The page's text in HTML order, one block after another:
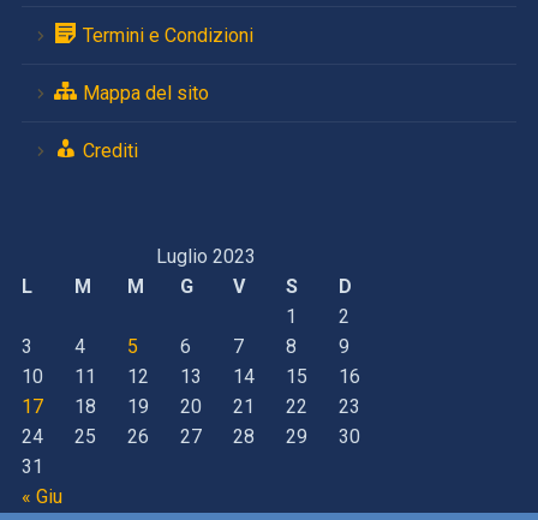
Termini e Condizioni
Mappa del sito
Crediti
Luglio 2023
L
M M G V S
D
1
2
3
4 5 6 7 8
9
10
11 12 13 14 15
16
17
18 19 20 21 22
23
24
25 26 27 28 29
30
31
« Giu